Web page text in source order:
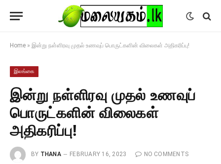
Home » இன்று நள்ளிரவு முதல் உணவுப் பொருட்களின் விலைகள் அதிகரிப்பு!
இலங்கை
இன்று நள்ளிரவு முதல் உணவுப்
பொருட்களின் விலைகள்
அதிகரிப்பு!
BY THANA FEBRUARY 16, 2023
NO COMMENTS